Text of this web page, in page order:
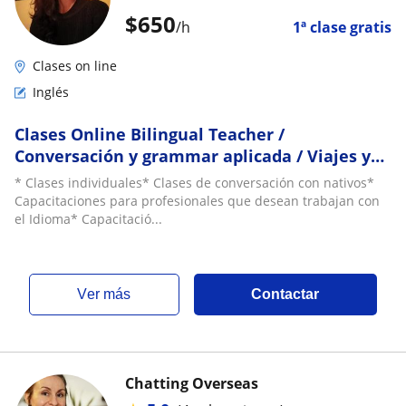
$650/h 1ª clase gratis
Clases on line
Inglés
Clases Online Bilingual Teacher /
Conversación y grammar aplicada / Viajes y
trabajo en el exterior
* Clases individuales* Clases de conversación con nativos*
Capacitaciones para profesionales que desean trabajan con
el Idioma* Capacitació...
ver más Contactar
Chatting Overseas